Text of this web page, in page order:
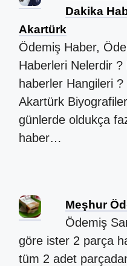
Dakika
Akartürk
Ödemiş Haber,
Haberleri Nelerdir
haberler Hangileri
Akartürk
günlerde oldukça
haber…
Meşhur
Ödemiş
göre ister 2 parça
tüm 2 adet